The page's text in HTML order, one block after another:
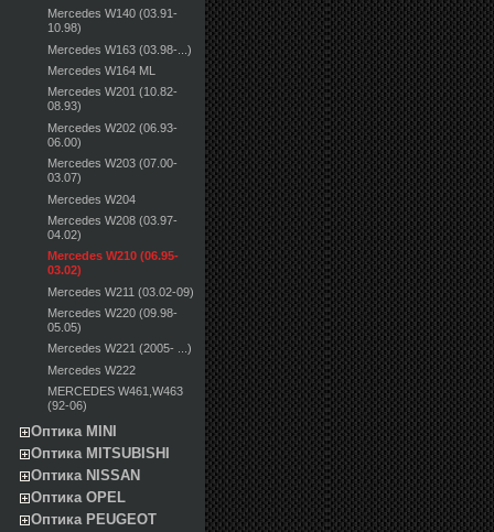
Mercedes W140 (03.91-
10.98)
Mercedes W163 (03.98-...)
Mercedes W164 ML
Mercedes W201 (10.82-
08.93)
Mercedes W202 (06.93-
06.00)
Mercedes W203 (07.00-
03.07)
Mercedes W204
Mercedes W208 (03.97-
04.02)
Mercedes W210 (06.95-
03.02)
Mercedes W211 (03.02-09)
Mercedes W220 (09.98-
05.05)
Mercedes W221 (2005- ...)
Mercedes W222
MERCEDES W461,W463
(92-06)
Оптика MINI
Оптика MITSUBISHI
Оптика NISSAN
Оптика OPEL
Оптика PEUGEOT